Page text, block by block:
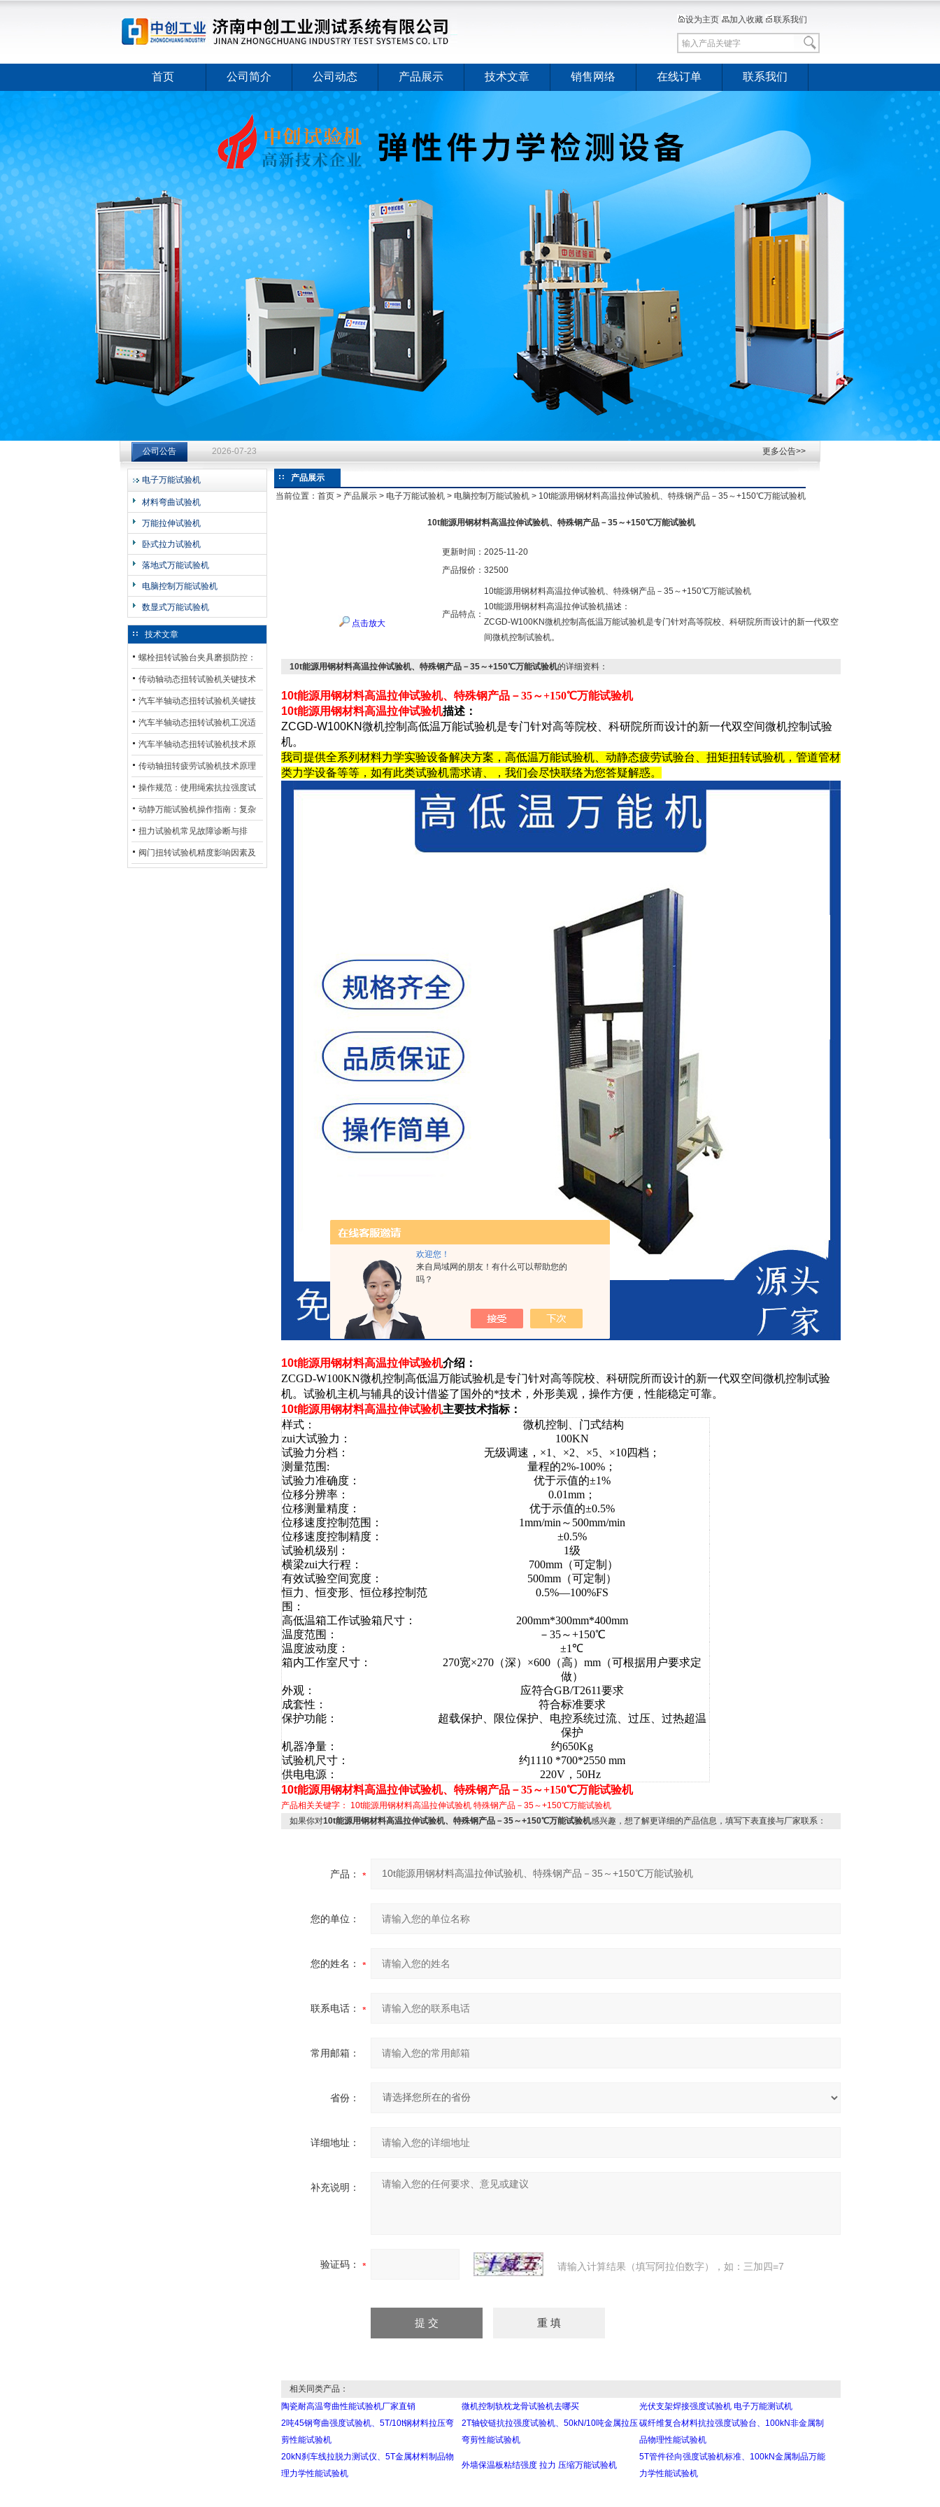
欢迎您！
来自局域网的朋友！有什么可以帮助您的
吗？
济南中创工业测试系统有限公司
设为主页 加入收藏 联系我们
首页 公司简介 公司动态 产品展示 技术文章 销售网络 在线订单 联系我们
公司公告 2026-07-23
钻杆扭转试验台选型指南：从额定扭矩到加载频率的工况适配逻辑
2026-07-23
钻杆扭转试验台选型指南：从额定扭矩到加载频率的工况适配逻辑
2026-07-23
更多公告>>
电子万能试验机
材料弯曲试验机
万能拉伸试验机
卧式拉力试验机
落地式万能试验机
电脑控制万能试验机
数显式万能试验机
技术文章
螺栓扭转试验台夹具磨损防控：
材质选型与表面处理的耐用性优
化
传动轴动态扭转试验机关键技术
及产业落地应用
汽车半轴动态扭转试验机关键技
术及产业落地应用
汽车半轴动态扭转试验机工况适
配与质控应用探析
汽车半轴动态扭转试验机技术原
理与行业应用
传动轴扭转疲劳试验机技术原理
与行业应用
操作规范：使用绳索抗拉强度试
验机的完整测试步骤
动静万能试验机操作指南：复杂
动态测试的标准化流程
扭力试验机常见故障诊断与排
除：从传感器信号异常到机械传
阀门扭转试验机精度影响因素及
产品展示
当前位置： 首页 > 产品展示 > 电子万能试验机 > 电脑控制万能试验机 > 10t能源用钢材料高温拉伸试验机、特殊钢产品－35～+150℃万能试验机
10t能源用钢材料高温拉伸试验机、特殊钢产品－35～+150℃万能试验机
点击放大
更新时间： 2025-11-20
产品报价： 32500
产品特点：
10t能源用钢材料高温拉伸试验机、特殊钢产品－35～+150℃万能试验机
10t能源用钢材料高温拉伸试验机描述：
ZCGD-W100KN微机控制高低温万能试验机是专门针对高等院校、科研院所而设计的新一代双空
间微机控制试验机。
10t能源用钢材料高温拉伸试验机、特殊钢产品－35～+150℃万能试验机的详细资料：
10t能源用钢材料高温拉伸试验机、特殊钢产品 －35～+150℃万能试验机
10t能源用钢材料高温拉伸试验机描述：
ZCGD-W100KN微机控制高低温万能试验机是专门针对高等院校、科研院所而设计的新一代双空间微机控制试验
机。
我司提供全系列材料力学实验设备解决方案，高低温万能试验机、动静态疲劳试验台、扭矩扭转试验机，管道管材
类力学设备等等，如有此类试验机需求请、，我们会尽快联络为您答疑解惑。
10t能源用钢材料高温拉伸试验机介绍：
ZCGD-W100KN微机控制高低温万能试验机是专门针对高等院校、科研院所而设计的新一代双空间微机控制试验
机。试验机主机与辅具的设计借鉴了国外的*技术，外形美观，操作方便，性能稳定可靠。
10t能源用钢材料高温拉伸试验机主要技术指标：
样式：
微机控制、门式结构
zui大试验力：
100KN
试验力分档：
无级调速，×1、×2、×5、×10四档；
测量范围:
量程的2%-100%；
试验力准确度：
优于示值的±1%
位移分辨率：
0.01mm；
位移测量精度：
优于示值的±0.5%
位移速度控制范围：
1mm/min～ 500mm/min
位移速度控制精度：
±0.5%
试验机级别：
1级
横梁zui大行程：
700mm（可定制）
有效试验空间宽度：
500mm（可定制）
恒力、恒变形、恒位移控制范
围：
0.5%—100%FS
高低温箱工作试验箱尺寸：
200mm*300mm*400mm
温度范围：
－35～+150℃
温度波动度：
±1℃
箱内工作室尺寸：
270宽×270（深）×600（高）mm（可根据用户要求定
做）
外观：
应符合GB/T2611要求
成套性：
符合标准要求
保护功能：
超载保护、限位保护、电控系统过流、过压、过热超温
保护
机器净量：
约650Kg
试验机尺寸：
约1110 *700*2550 mm
供电电源：
220V，50Hz
10t能源用钢材料高温拉伸试验机、特殊钢产品 －35～+150℃万能试验机
产品相关关键字： 10t能源用钢材料高温拉伸试验机 特殊钢产品－35～+150℃万能试验机
如果你对10t能源用钢材料高温拉伸试验机、特殊钢产品－35～+150℃万能试验机感兴趣，想了解更详细的产品信息，填写下表直接与厂家联系：
产品：
您的单位：
您的姓名：
联系电话：
常用邮箱：
省份：
详细地址：
补充说明：
验证码： 请输入计算结果（填写阿拉伯数字），如：三加四=7
相关同类产品：
陶瓷耐高温弯曲性能试验机厂家直销
微机控制轨枕龙骨试验机去哪买
光伏支架焊接强度试验机 电子万能测试机
2吨45钢弯曲强度试验机、5T/10t钢材料拉压弯
剪性能试验机
2T轴铰链抗拉强度试验机、50kN/10吨金属拉压
弯剪性能试验机
碳纤维复合材料抗拉强度试验台、100kN非金属制
品物理性能试验机
20kN刹车线拉脱力测试仪、5T金属材料制品物
理力学性能试验机
外墙保温板粘结强度 拉力 压缩万能试验机
5T管件径向强度试验机标准、100kN金属制品万能
力学性能试验机